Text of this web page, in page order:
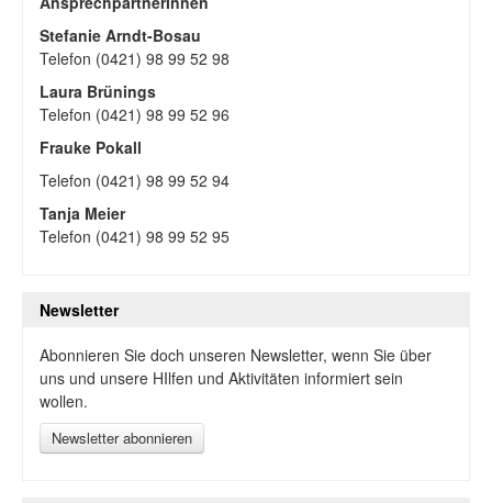
Stefanie Arndt-Bosau
Telefon (0421) 98 99 52 98
Laura Brünings
Telefon (0421) 98 99 52 96
Frauke Pokall
Telefon (0421) 98 99 52 94
Tanja Meier
Telefon (0421) 98 99 52 95
Newsletter
Abonnieren Sie doch unseren Newsletter, wenn Sie über
uns und unsere HIlfen und Aktivitäten informiert sein
wollen.
Newsletter abonnieren